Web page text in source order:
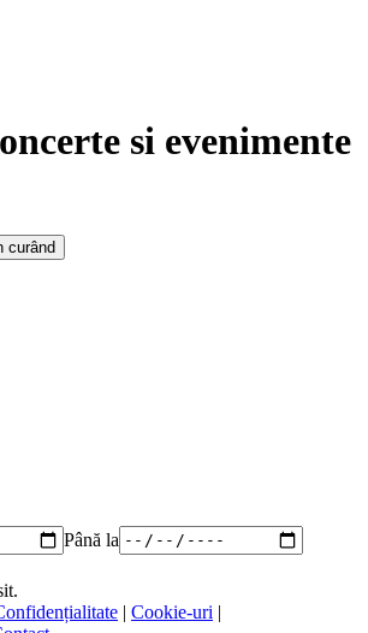
si evenimente
curând
Până la
| Cookie-uri |